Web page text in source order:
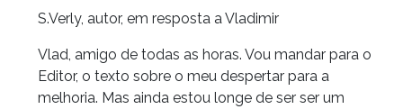
S.Verly, autor, em resposta a Vladimir
Vlad, amigo de todas as horas. Vou mandar para o
Editor, o texto sobre o meu despertar para a
melhoria. Mas ainda estou longe de ser ser um